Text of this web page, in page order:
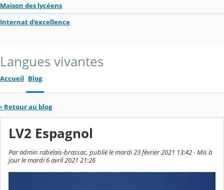
Maison des lycéens
Internat d'excellence
Langues vivantes
Accueil Blog
‹ Retour au blog
LV2 Espagnol
Par admin rabelais-brassac, publié le mardi 23 février 2021 13:42 - Mis à
jour le mardi 6 avril 2021 21:26